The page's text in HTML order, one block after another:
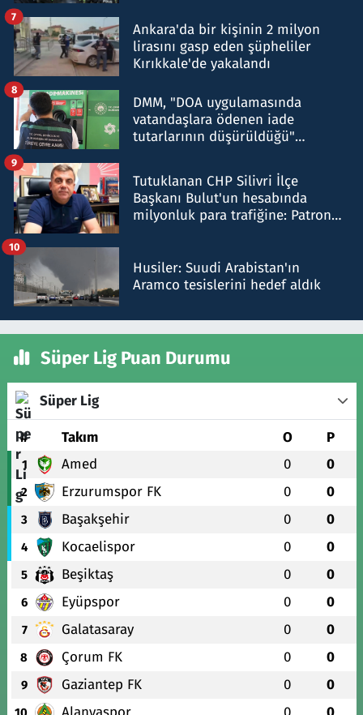
Ankara'da bir kişinin 2 milyon
lirasını gasp eden şüpheliler
Kırıkkale'de yakalandı
7
DMM, "DOA uygulamasında
vatandaşlara ödenen iade
tutarlarının düşürüldüğü"
8
Tutuklanan CHP Silivri İlçe
Başkanı Bulut'un hesabında
milyonluk para trafiğine: Patron
9
Husiler: Suudi Arabistan'ın
Aramco tesislerini hedef aldık
10
Süper Lig Puan Durumu
Süper Lig
# Takım O P
1 Amed 0 0
2 Erzurumspor FK 0 0
3 Başakşehir 0 0
4 Kocaelispor 0 0
5 Beşiktaş 0 0
6 Eyüpspor 0 0
7 Galatasaray 0 0
8 Çorum FK 0 0
9 Gaziantep FK 0 0